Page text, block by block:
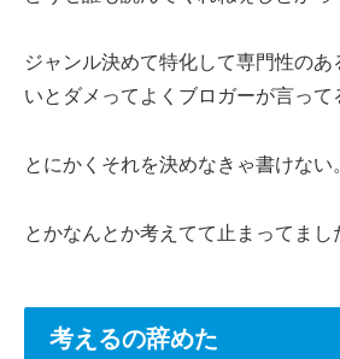
ジャンル決めて特化して専門性の
いとダメってよくブロガーが言って
とにかくそれを決めなきゃ書けない。
とかなんとか考えてて止まってまし
考えるの辞めた